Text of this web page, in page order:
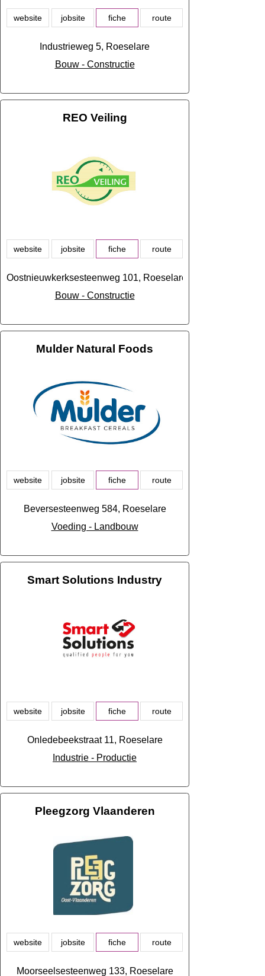
website jobsite fiche route
Industrieweg 5, Roeselare
Bouw - Constructie
REO Veiling
website jobsite fiche route
Oostnieuwkerksesteenweg 101, Roeselare
Bouw - Constructie
Mulder Natural Foods
website jobsite fiche route
Beversesteenweg 584, Roeselare
Voeding - Landbouw
Smart Solutions Industry
website jobsite fiche route
Onledebeekstraat 11, Roeselare
Industrie - Productie
Pleegzorg Vlaanderen
website jobsite fiche route
Moorseelsesteenweg 133, Roeselare